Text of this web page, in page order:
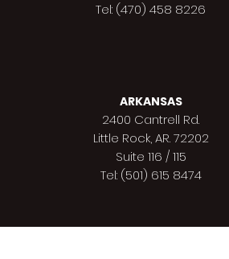
Tel: (470) 458 8226
ARKANSAS
2400 Cantrell Rd.
Little Rock, AR. 72202
Suite 116 / 115
Tel: (501) 615 8474